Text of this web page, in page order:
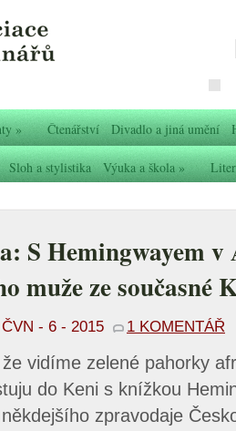
» Čtenářství Divadlo a jiná umění
Sloh a stylistika Výuka a škola»
S Hemingwayem
muže ze současné
ČVN - 6 - 2015 1 KOMENTÁŘ
vidíme zelené pahorky
do Keni s knížkou
zpravodaje